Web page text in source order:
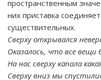
пространственным
них приставка
существительных.
Сверху открывался
Оказалось, что все вещи
На нас сверху капала
Сверху вниз мы